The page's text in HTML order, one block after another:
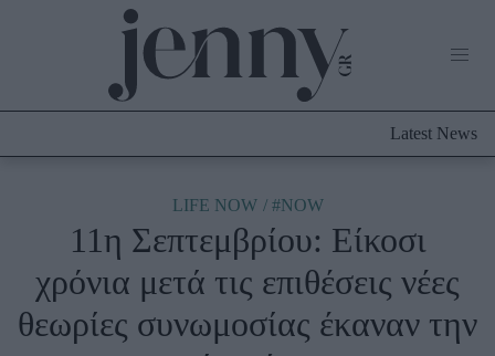
Culture
Fashion
Shopping
Styling Tips
Fashion News
Latest News
LIFE NOW #NOW
11η Σεπτεμβρίου: Είκοσι
χρόνια μετά τις επιθέσεις νέες
θεωρίες συνωμοσίας έκαναν την